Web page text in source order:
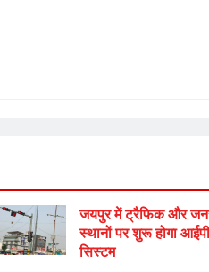
जयपुर में ट्रैफिक और
स्थानों पर शुरू होगा
सिस्टम